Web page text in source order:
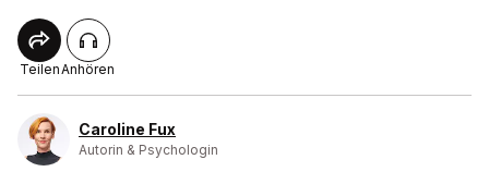
TeilenAnhören
Caroline Fux
Autorin & Psychologin